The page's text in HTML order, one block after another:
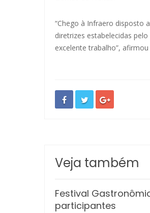
“Chego à Infraero disposto
diretrizes estabelecidas
excelente trabalho”,
Veja também
Festival
participantes